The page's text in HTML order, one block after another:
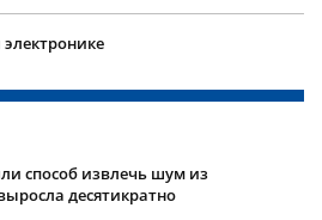
способ извлечь шум из
десятикратно